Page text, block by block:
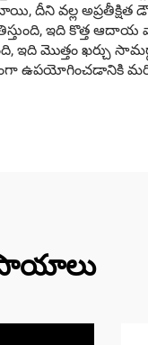
దీని వల్ల
ఇది కొత్త ఆదాయ
ఇది మొత్తం ఖర్చు